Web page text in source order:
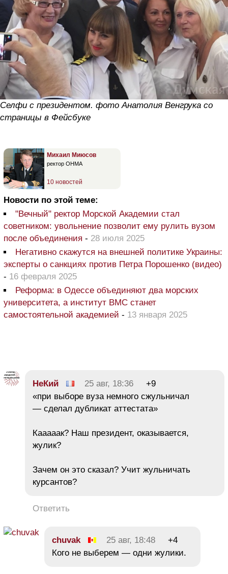
Селфи с президентом. фото Анатолия Венгрука со
страницы в Фейсбуке
Михаил Миюсов
ректор ОНМА
10 новостей
Новости по этой теме:
"Вечный" ректор Морской Академии стал
советником: увольнение позволит ему рулить вузом
после объединения - 28 июля 2025
Негативно скажутся на внешней политике Украины:
эксперты о санкциях против Петра Порошенко (видео)
- 16 февраля 2025
Реформа: в Одессе объединяют два морских
университета, а институт ВМС станет
самостоятельной академией - 13 января 2025
НеКий 25 авг, 18:36
+9
«при выборе вуза немного сжульничал
— сделал дубликат аттестата»
Кааааак? Наш президент, оказывается,
жулик?
Зачем он это сказал? Учит жульничать
курсантов?
Ответить
chuvak 25 авг, 18:48
+4
Кого не выберем — одни жулики.